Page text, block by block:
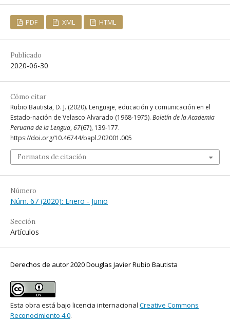
PDF XML HTML
Publicado
2020-06-30
Cómo citar
Rubio Bautista, D. J. (2020). Lenguaje, educación y comunicación en el
Estado-nación de Velasco Alvarado (1968-1975). Boletín de la Academia
Peruana de la Lengua, 67(67), 139-177.
https://doi.org/10.46744/bapl.202001.005
Formatos de citación
Número
Núm. 67 (2020): Enero - Junio
Sección
Artículos
Derechos de autor 2020 Douglas Javier Rubio Bautista
Esta obra está bajo licencia internacional Creative Commons
Reconocimiento 4.0.